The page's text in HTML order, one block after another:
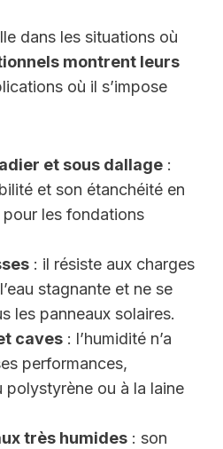
dans les situations où
montrent leurs
où il s’impose
et sous dallage :
et son étanchéité en
les fondations
: il résiste aux charges
stagnante et ne se
les panneaux solaires.
caves : l’humidité n’a
performances,
polystyrène ou à la laine
très humides : son